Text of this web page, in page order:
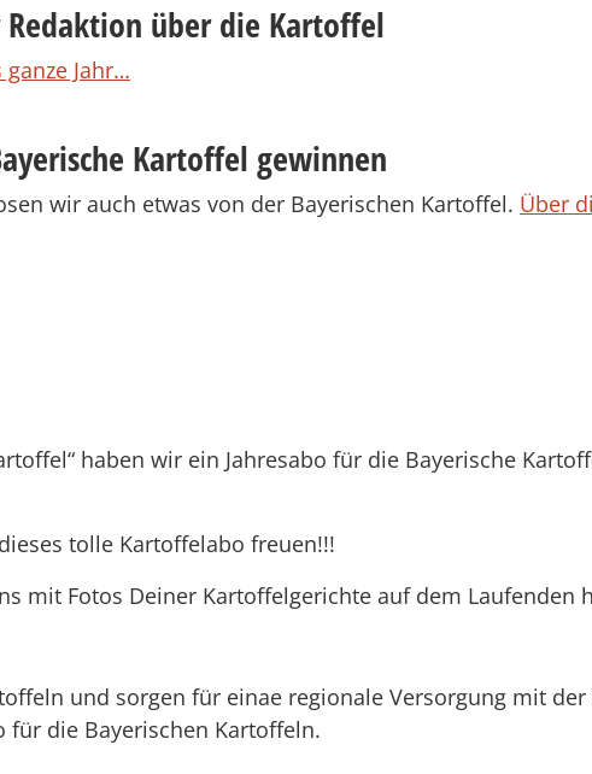
über die Kartoffel
Jahr…
Kartoffel gewinnen
wir auch etwas von der Bayerischen Kartoffel. Über
haben wir ein Jahresabo für die Bayerische
tolle Kartoffelabo freuen!!!
mit Fotos Deiner Kartoffelgerichte auf dem Laufenden
und sorgen für einae regionale Versorgung mit
für die Bayerischen Kartoffeln.